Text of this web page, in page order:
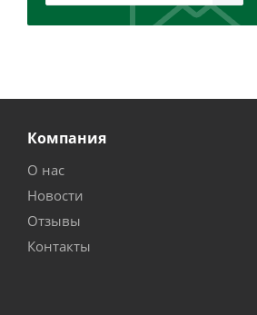
Компания
О нас
Новости
Отзывы
Контакты